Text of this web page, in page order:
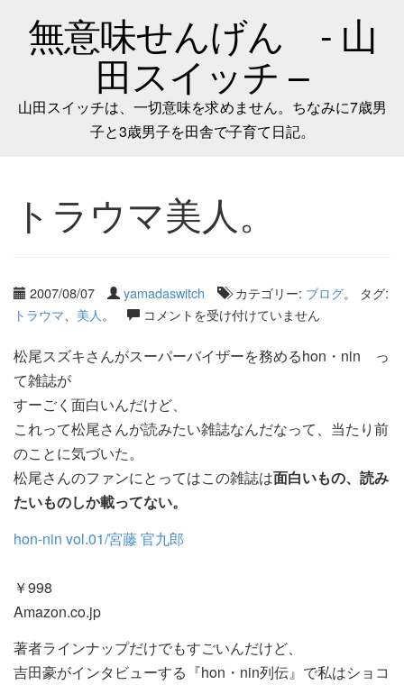
無意味せんげん - 山
田スイッチ –
山田スイッチは、一切意味を求めません。ちなみに7歳男
子と3歳男子を田舎で子育て日記。
トラウマ美人。
2007/08/07 yamadaswitch カテゴリー: ブログ。 タグ:
トラウマ
美人 。 コメントを受け付けていません
松尾スズキさんがスーパーバイザーを務めるhon・nin っ
て雑誌が
すーごく面白いんだけど、
これって松尾さんが読みたい雑誌なんだなって、当たり前
のことに気づいた。
松尾さんのファンにとってはこの雑誌は面白いもの、読み
たいものしか載ってない。
hon-nin vol.01/宮藤 官九郎
￥998
Amazon.co.jp
著者ラインナップだけでもすごいんだけど、
吉田豪がインタビューする『hon・nin列伝』で私はショコ